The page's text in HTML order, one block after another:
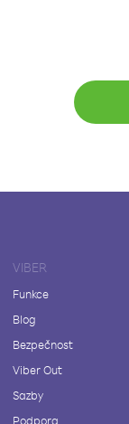
VIBER
Funkce
Blog
Bezpečnost
Viber Out
Sazby
Podpora